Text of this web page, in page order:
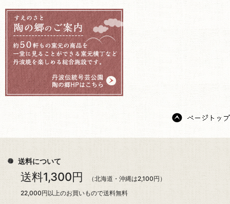
送料について
送料1,300円
（北海道・沖縄は2,100円）
22,000円以上のお買いもので送料無料